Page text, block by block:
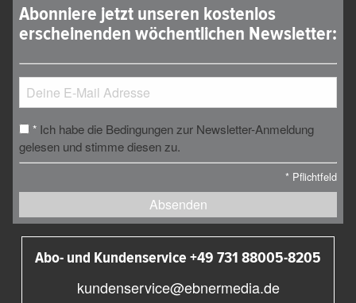
Abonniere jetzt unseren kostenlos
erscheinenden wöchentlichen Newsletter:
* Ich habe die Bedingungen zur Newsletter-Anmeldung
gelesen und stimme diesen zu.
* Pflichtfeld
Absenden
Abo- und Kundenservice +49 731 88005-8205
kundenservice@ebnermedia.de